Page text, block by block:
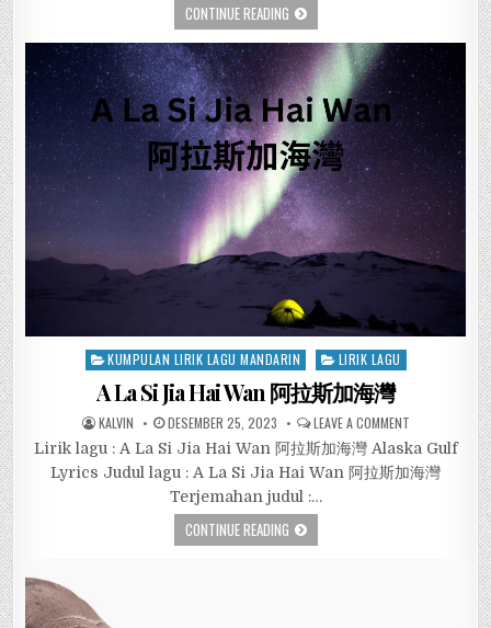
CONTINUE READING
Posted
KUMPULAN LIRIK LAGU MANDARIN LIRIK LAGU
A La Si Jia Hai Wan 阿拉斯加海灣
KALVIN DESEMBER 25, 2023 LEAVE A COMMENT
Lirik lagu : A La Si Jia Hai Wan 阿拉斯加海灣 Alaska Gulf
Lyrics Judul lagu : A La Si Jia Hai Wan 阿拉斯加海灣
Terjemahan judul :…
CONTINUE READING